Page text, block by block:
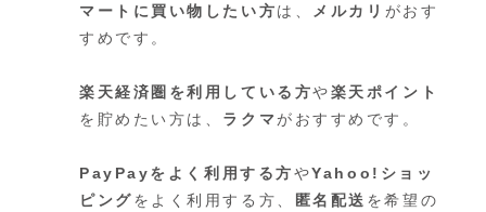
マートに買い物したい方は、 メルカリ がおす
すめです。
楽天経済圏を利用している方や楽天ポイント
を貯めたい方は、 ラクマ がおすすめです。
PayPayをよく利用する方やYahoo!ショッ
ピングをよく利用する方、 匿名配送 を希望の